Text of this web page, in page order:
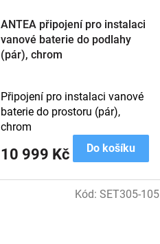
ANTEA připojení pro instalaci
vanové baterie do podlahy
(pár), chrom
10 999 Kč Do košíku
Připojení pro instalaci vanové
baterie do prostoru (pár),
chrom
Kód:SET305-105